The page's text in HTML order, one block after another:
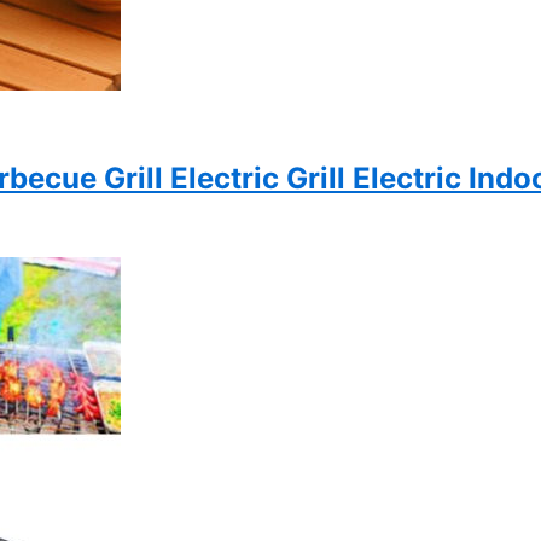
Grill Electric Grill Electric